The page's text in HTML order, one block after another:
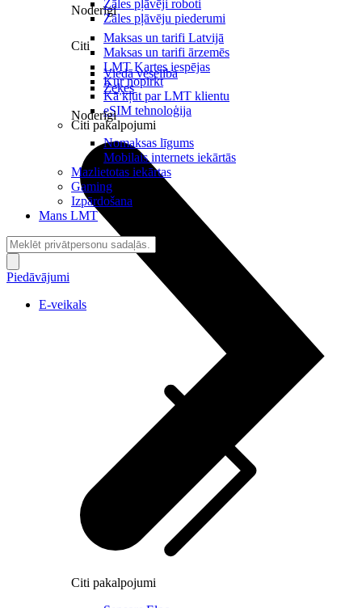
Noderīgi
Maksas un tarifi Latvijā
Maksas un tarifi ārzemēs
LMT Kartes iespējas
Kur nopirkt
Kā kļūt par LMT klientu
eSIM tehnoloģija
Citi pakalpojumi
Citi pakalpojumi
Zāles pļāvēji roboti
Zāles pļāvēju piederumi
Citi
Viedā veselība
Zeķes
Noderīgi
Nomaksas līgums
Mobilais internets iekārtās
Mazlietotas iekārtas
Gaming
Izpārdošana
Mans LMT
Piedāvājumi
E-veikals